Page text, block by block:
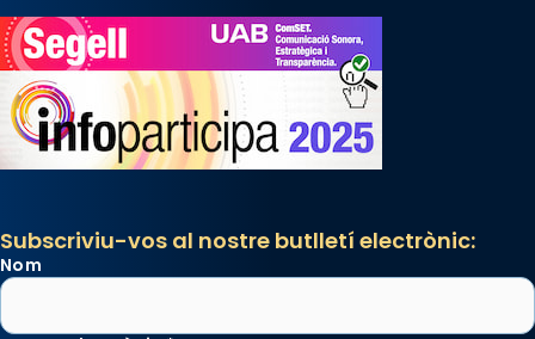
Subscriviu-vos al nostre butlletí electrònic:
Nom